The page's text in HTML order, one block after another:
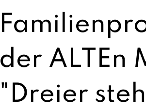
der ALTEn
"Dreier